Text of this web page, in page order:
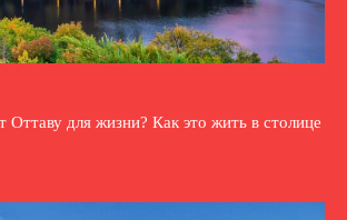
для жизни? Как это жить в столице